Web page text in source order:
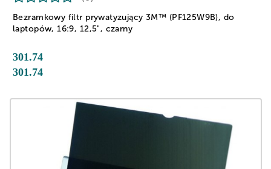
Bezramkowy filtr prywatyzujący 3M™ (PF125W9B), do
laptopów, 16:9, 12,5", czarny
301.74
301.74